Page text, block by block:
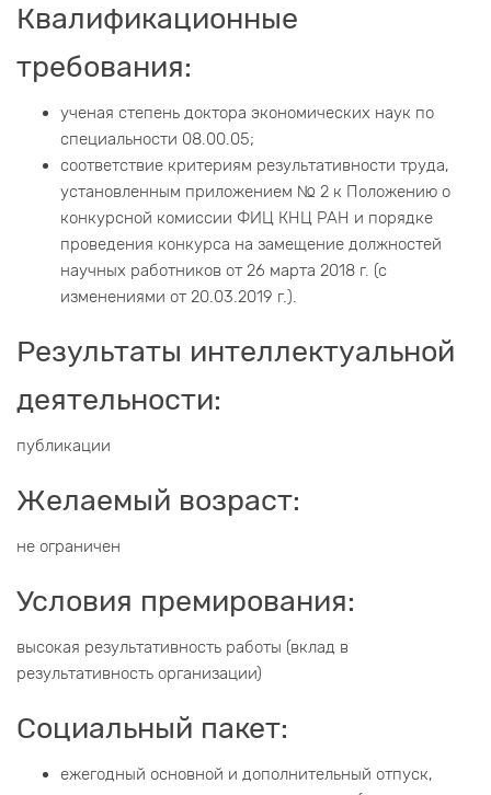
Квалификационные
требования:
ученая степень доктора экономических наук по
специальности 08.00.05;
соответствие критериям результативности труда,
установленным приложением № 2 к Положению о
конкурсной комиссии ФИЦ КНЦ РАН и порядке
проведения конкурса на замещение должностей
научных работников от 26 марта 2018 г. (с
изменениями от 20.03.2019 г.).
Результаты интеллектуальной
деятельности:
публикации
Желаемый возраст:
не ограничен
Условия премирования:
высокая результативность работы (вклад в
результативность организации)
Социальный пакет:
ежегодный основной и дополнительный отпуск,